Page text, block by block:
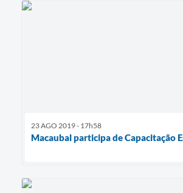
23 AGO 2019 - 17h58
Macaubal participa de Capacitação